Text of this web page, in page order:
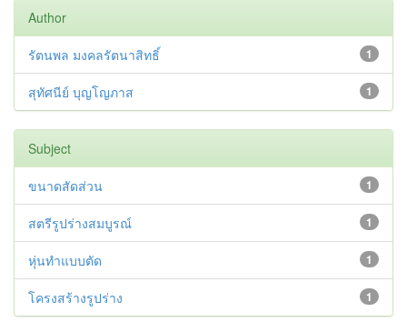
Author
1
รัตนพล มงคลรัตนาสิทธิ์
1
สุทัศนีย์ บุญโญภาส
Subject
1
ขนาดสัดส่วน
1
สตรีรูปร่างสมบูรณ์
1
หุ่นทำแบบตัด
1
โครงสร้างรูปร่าง